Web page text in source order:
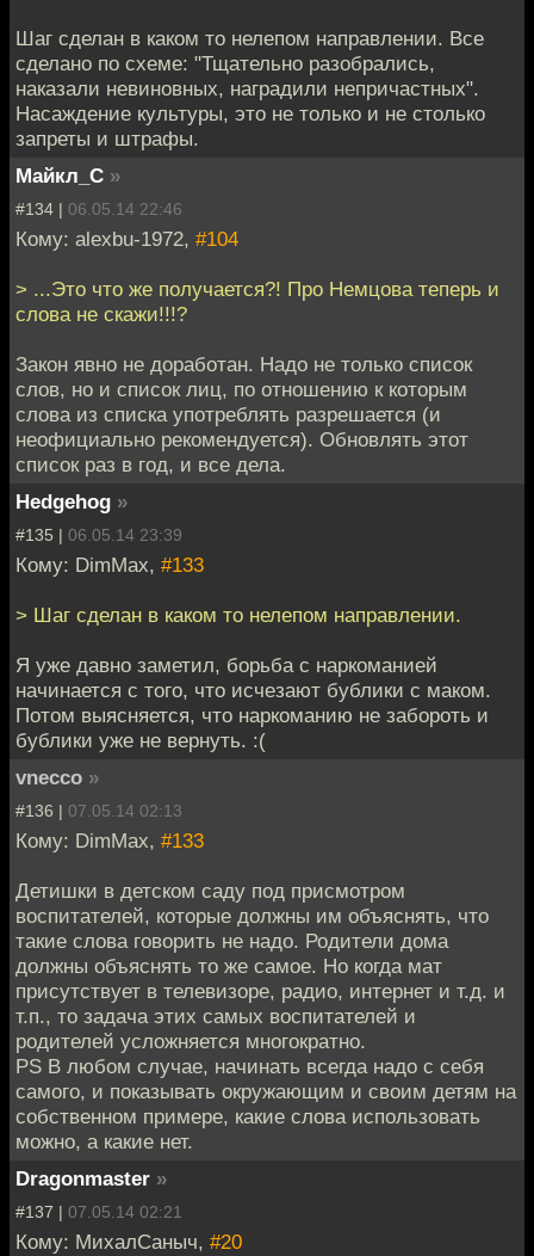
Шаг сделан в каком то нелепом направлении. Все
сделано по схеме: "Тщательно разобрались,
наказали невиновных, наградили непричастных".
Насаждение культуры, это не только и не столько
запреты и штрафы.
Майкл_С »
#134 | 06.05.14 22:46
Кому: alexbu-1972, #104
> ...Это что же получается?! Про Немцова теперь и
слова не скажи!!!?
Закон явно не доработан. Надо не только список
слов, но и список лиц, по отношению к которым
слова из списка употреблять разрешается (и
неофициально рекомендуется). Обновлять этот
список раз в год, и все дела.
Hedgehog »
#135 | 06.05.14 23:39
Кому: DimMax, #133
> Шаг сделан в каком то нелепом направлении.
Я уже давно заметил, борьба с наркоманией
начинается с того, что исчезают бублики с маком.
Потом выясняется, что наркоманию не забороть и
бублики уже не вернуть. :(
vnecco »
#136 | 07.05.14 02:13
Кому: DimMax, #133
Детишки в детском саду под присмотром
воспитателей, которые должны им объяснять, что
такие слова говорить не надо. Родители дома
должны объяснять то же самое. Но когда мат
присутствует в телевизоре, радио, интернет и т.д. и
т.п., то задача этих самых воспитателей и
родителей усложняется многократно.
PS В любом случае, начинать всегда надо с себя
самого, и показывать окружающим и своим детям на
собственном примере, какие слова использовать
можно, а какие нет.
Dragonmaster »
#137 | 07.05.14 02:21
Кому: МихалСаныч, #20